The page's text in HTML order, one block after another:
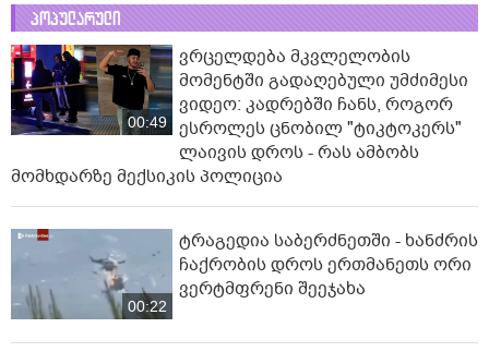
პოპულარული
00:49
ვრცელდება მკვლელობის
მომენტში გადაღებული უმძიმესი
ვიდეო: კადრებში ჩანს, როგორ
ესროლეს ცნობილ "ტიკტოკერს"
ლაივის დროს - რას ამბობს
მომხდარზე მექსიკის პოლიცია
00:22
ტრაგედია საბერძნეთში - ხანძრის
ჩაქრობის დროს ერთმანეთს ორი
ვერტმფრენი შეეჯახა